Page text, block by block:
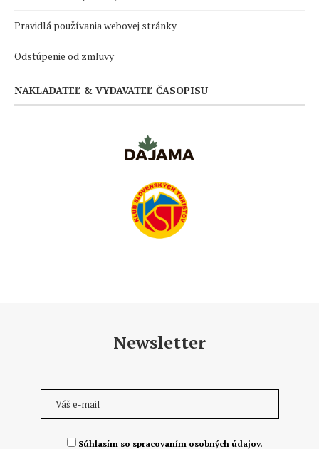
Pravidlá používania webovej stránky
Odstúpenie od zmluvy
NAKLADATEĽ & VYDAVATEĽ ČASOPISU
Newsletter
Súhlasím so spracovaním osobných údajov.